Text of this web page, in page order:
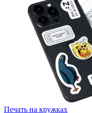
Печать на кружках